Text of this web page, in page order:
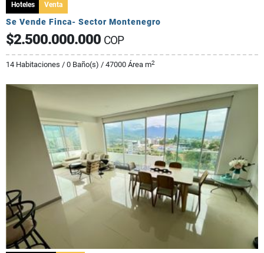
Hoteles Venta
Se Vende Finca- Sector Montenegro
$2.500.000.000 COP
14 Habitaciones / 0 Baño(s) / 47000 Área m2